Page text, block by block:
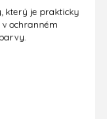
který je prakticky
v ochranném